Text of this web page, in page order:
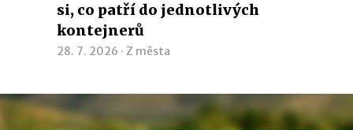
si, co patří do jednotlivých
kontejnerů
28. 7. 2026 · Z města